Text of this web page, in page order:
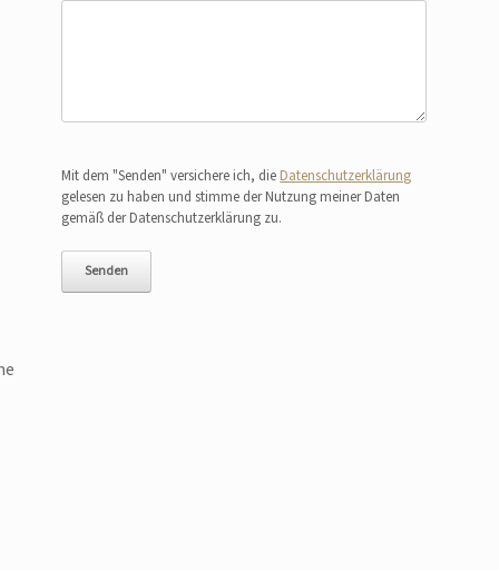
Mit dem "Senden" versichere ich, die Datenschutzerklärung
gelesen zu haben und stimme der Nutzung meiner Daten
gemäß der Datenschutzerklärung zu.